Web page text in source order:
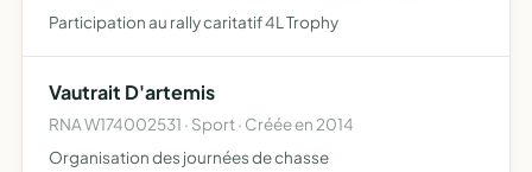
Participation au rally caritatif 4L Trophy
Vautrait D'artemis
RNA W174002531 · Sport · Créée en 2014
Organisation des journées de chasse